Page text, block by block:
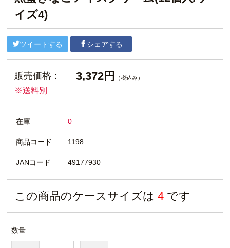
イズ4)
ツイートする シェアする
販売価格： 3,372円 （税込み）
※送料別
在庫 0
商品コード 1198
JANコード 49177930
この商品のケースサイズは4 です
数量